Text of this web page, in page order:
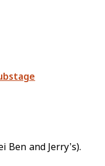
Ben and Jerry’s).